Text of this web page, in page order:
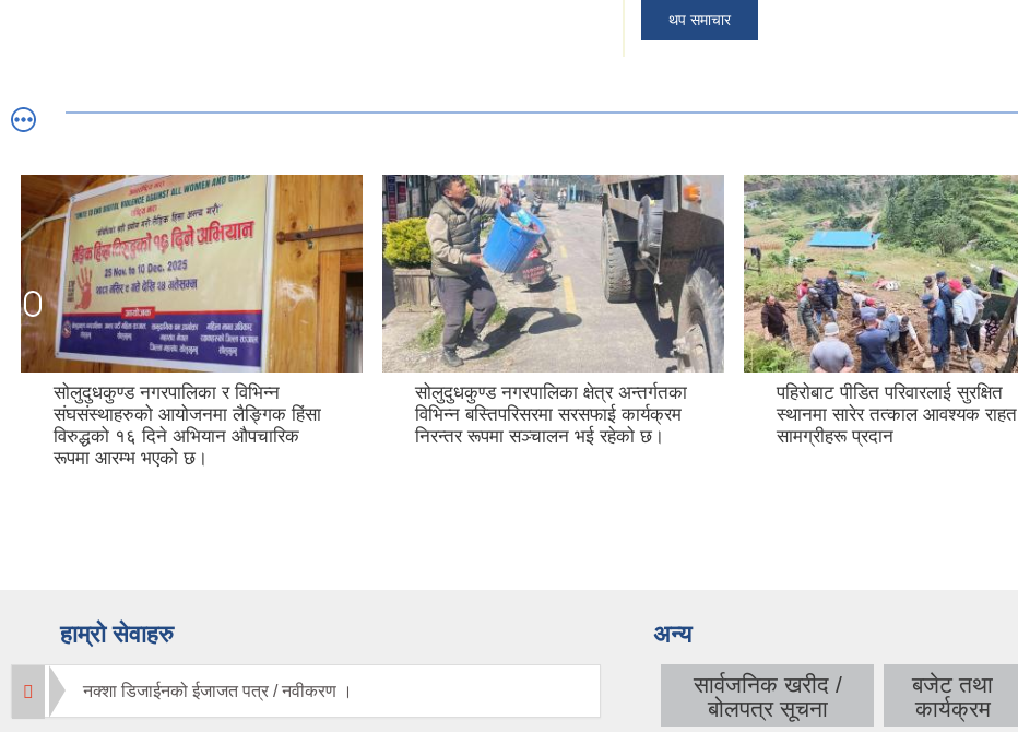
थप समाचार
सोलुदुधकुण्ड नगरपालिका र विभिन्न
संघसंस्थाहरुको आयोजनमा लैङ्गिक हिंसा
विरुद्धको १६ दिने अभियान औपचारिक
रूपमा आरम्भ भएको छ।
सोलुदुधकुण्ड नगरपालिका क्षेत्र अन्तर्गतका
विभिन्न बस्तिपरिसरमा सरसफाई कार्यक्रम
निरन्तर रूपमा सञ्चालन भई रहेको छ।
पहिरोबाट पीडित परिवारलाई सुरक्षित
स्थानमा सारेर तत्काल आवश्यक राहत
सामग्रीहरू प्रदान
हाम्रो सेवाहरु
नक्शा डिजाईनको ईजाजत पत्र / नवीकरण ।
अन्य
सार्वजनिक खरीद /
बोलपत्र सूचना
बजेट तथा
कार्यक्रम